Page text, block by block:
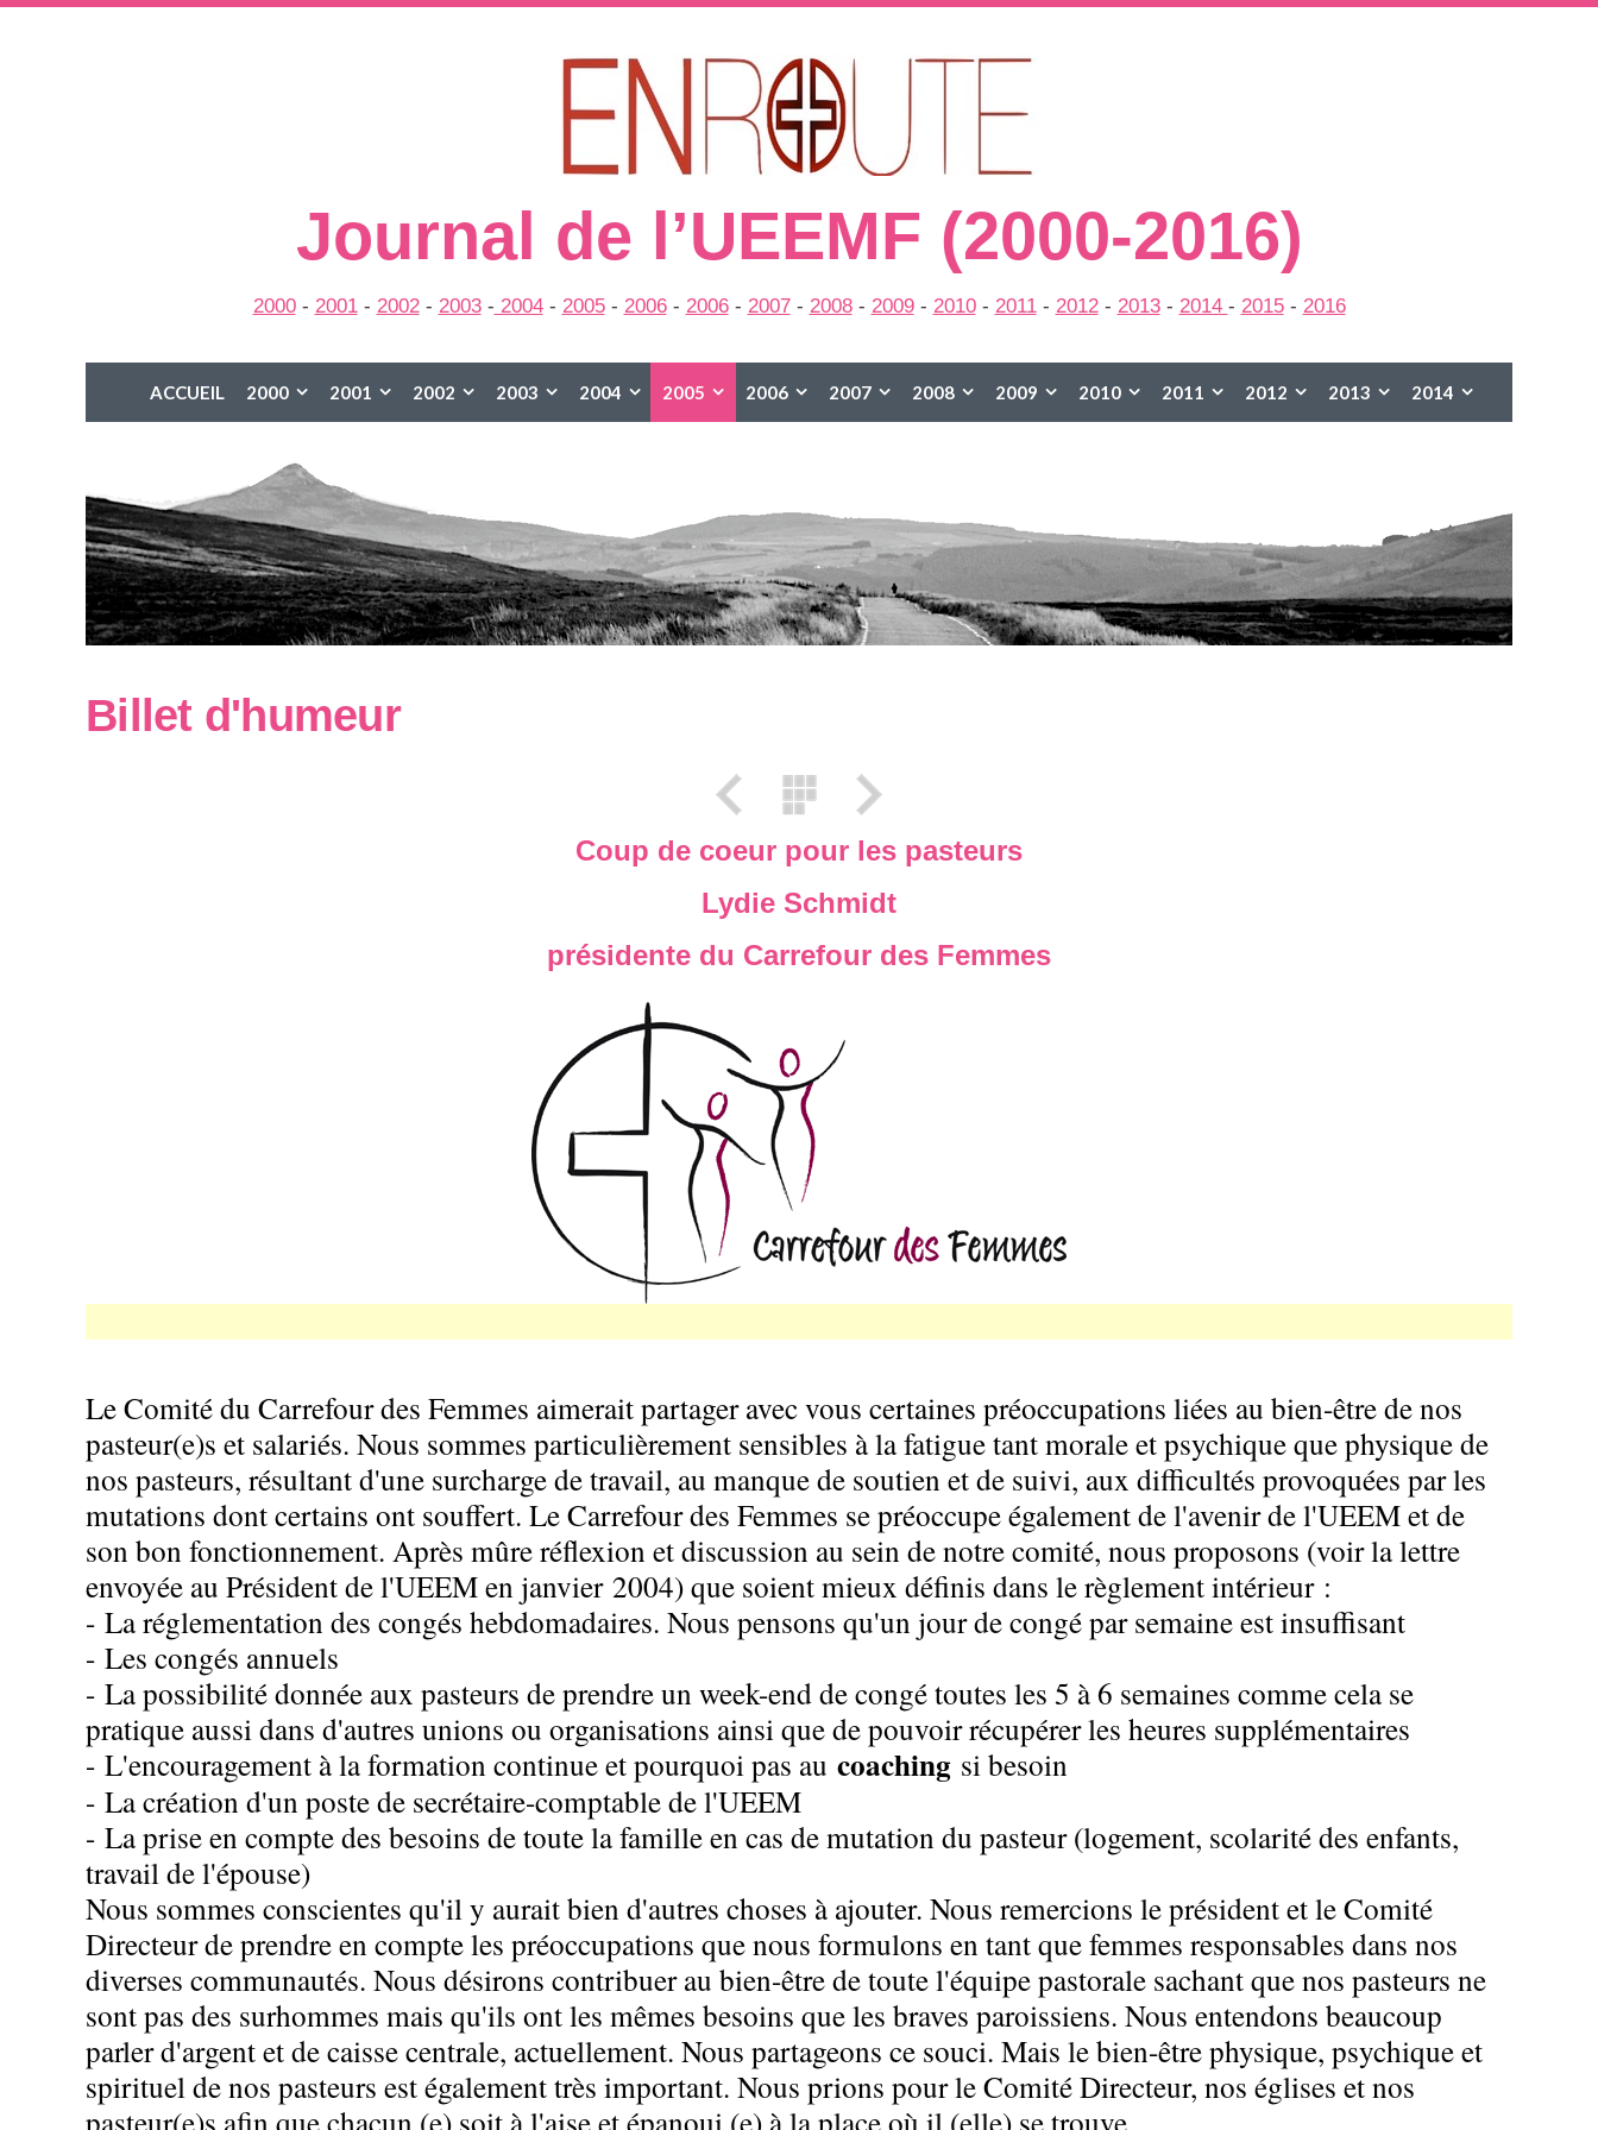
Journal de l’UEEMF (2000-2016)
2000- 2001- 2002- 2003- 2004- 2005- 2006- 2006- 2007- 2008- 2009- 2010- 2011- 2012- 2013- 2014 - 2015- 2016
ACCUEIL 2000 2001 2002 2003 2004 2005 2006 2007 2008 2009 2010 2011 2012 2013 2014
Billet d'humeur
Coup de coeur pour les pasteurs
Lydie Schmidt
présidente du Carrefour des Femmes
Le Comité du Carrefour des Femmes aimerait partager avec vous certaines préoccupations liées au bien-être de nos
pasteur(e)s et salariés. Nous sommes particulièrement sensibles à la fatigue tant morale et psychique que physique de
nos pasteurs, résultant d'une surcharge de travail, au manque de soutien et de suivi, aux difficultés provoquées par les
mutations dont certains ont souffert. Le Carrefour des Femmes se préoccupe également de l'avenir de l'UEEM et de
son bon fonctionnement. Après mûre réflexion et discussion au sein de notre comité, nous proposons (voir la lettre
envoyée au Président de l'UEEM en janvier 2004) que soient mieux définis dans le règlement intérieur :
- La réglementation des congés hebdomadaires. Nous pensons qu'un jour de congé par semaine est insuffisant
- Les congés annuels
- La possibilité donnée aux pasteurs de prendre un week-end de congé toutes les 5 à 6 semaines comme cela se
pratique aussi dans d'autres unions ou organisations ainsi que de pouvoir récupérer les heures supplémentaires
- L'encouragement à la formation continue et pourquoi pas au coaching si besoin
- La création d'un poste de secrétaire-comptable de l'UEEM
- La prise en compte des besoins de toute la famille en cas de mutation du pasteur (logement, scolarité des enfants,
travail de l'épouse)
Nous sommes conscientes qu'il y aurait bien d'autres choses à ajouter. Nous remercions le président et le Comité
Directeur de prendre en compte les préoccupations que nous formulons en tant que femmes responsables dans nos
diverses communautés. Nous désirons contribuer au bien-être de toute l'équipe pastorale sachant que nos pasteurs ne
sont pas des surhommes mais qu'ils ont les mêmes besoins que les braves paroissiens. Nous entendons beaucoup
parler d'argent et de caisse centrale, actuellement. Nous partageons ce souci. Mais le bien-être physique, psychique et
spirituel de nos pasteurs est également très important. Nous prions pour le Comité Directeur, nos églises et nos
pasteur(e)s afin que chacun (e) soit à l'aise et épanoui (e) à la place où il (elle) se trouve.